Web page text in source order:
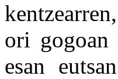
ori gogoan
esan